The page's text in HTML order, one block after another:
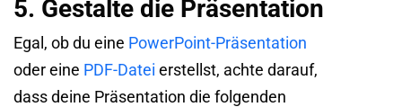
5. Gestalte die Präsentation
Egal, ob du eine PowerPoint-Präsentation
oder eine PDF-Datei erstellst, achte darauf,
dass deine Präsentation die folgenden